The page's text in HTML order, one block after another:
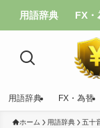
用語辞典 FX・
用語辞典 FX・為替
ホーム 用語辞典 五十